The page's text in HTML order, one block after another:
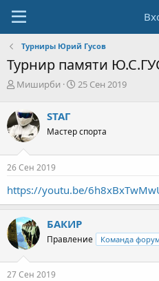
Турниры Юрий Гусов
Турнир памяти
А
т
о
р
т
е
м
Миширби
Д
н
ч
а
25 Сен 2019
STAГ
Мастер спорта
26 Сен 2019
https://youtu.be/
БАКИР
Правление Команда
27 Сен 2019